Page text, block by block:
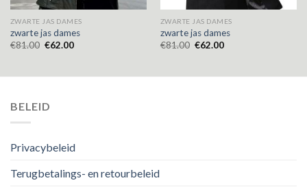
ZWARTE JAS DAMES
zwarte jas dames
€81.00 €62.00
ZWARTE JAS DAMES
zwarte jas dames
€81.00 €62.00
BELEID
Privacybeleid
Terugbetalings- en retourbeleid